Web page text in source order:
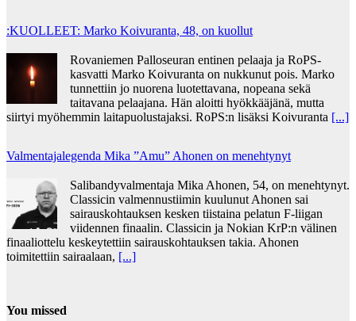
:KUOLLEET: Marko Koivuranta, 48, on kuollut
Rovaniemen Palloseuran entinen pelaaja ja RoPS-
kasvatti Marko Koivuranta on nukkunut pois. Marko
tunnettiin jo nuorena luotettavana, nopeana sekä
taitavana pelaajana. Hän aloitti hyökkääjänä, mutta
siirtyi myöhemmin laitapuolustajaksi. RoPS:n lisäksi Koivuranta [...]
Valmentajalegenda Mika ”Amu” Ahonen on menehtynyt
Salibandyvalmentaja Mika Ahonen, 54, on menehtynyt.
Classicin valmennustiimin kuulunut Ahonen sai
sairauskohtauksen kesken tiistaina pelatun F-liigan
viidennen finaalin. Classicin ja Nokian KrP:n välinen
finaaliottelu keskeytettiin sairauskohtauksen takia. Ahonen
toimitettiin sairaalaan, [...]
You missed